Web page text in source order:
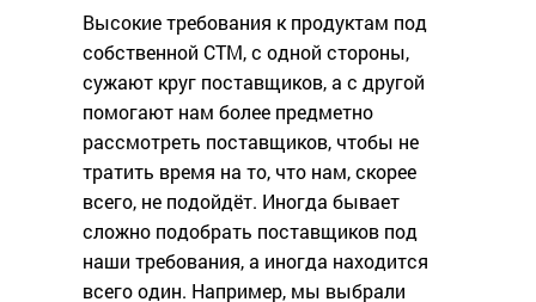
Высокие требования к продуктам под
собственной СТМ, с одной стороны,
сужают круг поставщиков, а с другой
помогают нам более предметно
рассмотреть поставщиков, чтобы не
тратить время на то, что нам, скорее
всего, не подойдёт. Иногда бывает
сложно подобрать поставщиков под
наши требования, а иногда находится
всего один. Например, мы выбрали